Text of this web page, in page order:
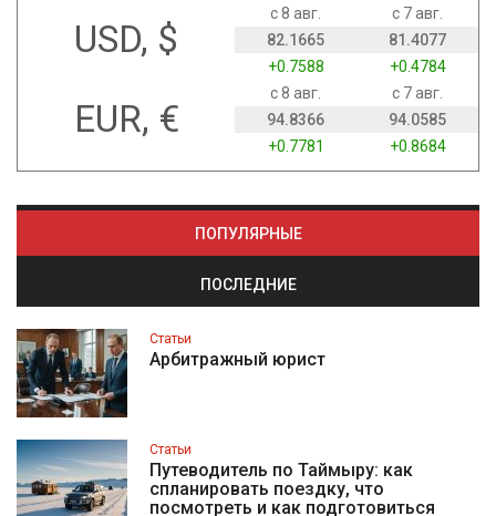
USD, $
с 8 авг.
с 7 авг.
82.1665
81.4077
+0.7588
+0.4784
EUR, €
с 8 авг.
с 7 авг.
94.8366
94.0585
+0.7781
+0.8684
ПОПУЛЯРНЫЕ
ПОСЛЕДНИЕ
Статьи
Арбитражный юрист
Статьи
Путеводитель по Таймыру: как
спланировать поездку, что
посмотреть и как подготовиться